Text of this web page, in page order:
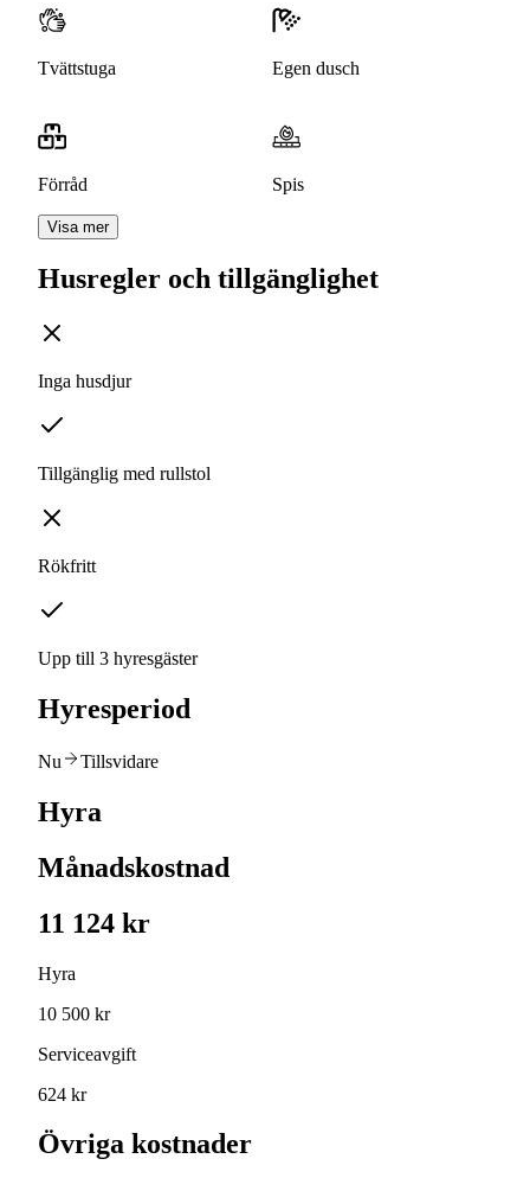
Tvättstuga Egen dusch
Förråd Spis
Visa mer
Husregler och tillgänglighet
Inga husdjur
Tillgänglig med rullstol
Rökfritt
Upp till 3 hyresgäster
Hyresperiod
Nu Tillsvidare
Hyra
Månadskostnad
11 124 kr
Hyra
10 500 kr
Serviceavgift
624 kr
Övriga kostnader